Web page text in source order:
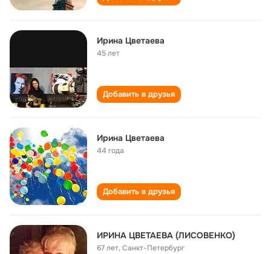
Ирина Цветаева
45 лет
Добавить в друзья
Ирина Цветаева
44 года
Добавить в друзья
ИРИНА ЦВЕТАЕВА (ЛИСОВЕНКО)
67 лет,Санкт-Петербург